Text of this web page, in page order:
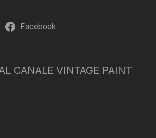
Facebook
CANALE VINTAGE PAINT